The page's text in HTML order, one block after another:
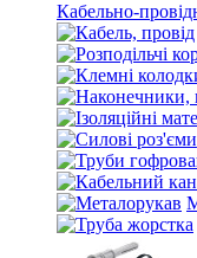
Кабельно-